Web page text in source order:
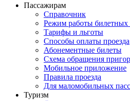
Пассажирам
Справочник
Режим работы билетных
Тарифы и льготы
Способы оплаты проезда
Абонементные билеты
Схема обращения
Мобильное приложение
Правила проезда
Для маломобильных
Туризм